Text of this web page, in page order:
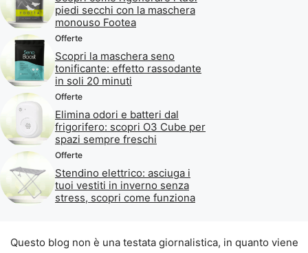
piedi secchi con la maschera
monouso Footea
Offerte
Scopri la maschera seno
tonificante: effetto rassodante
in soli 20 minuti
Offerte
Elimina odori e batteri dal
frigorifero: scopri O3 Cube per
spazi sempre freschi
Offerte
Stendino elettrico: asciuga i
tuoi vestiti in inverno senza
stress, scopri come funziona
Questo blog non è una testata giornalistica, in quanto viene